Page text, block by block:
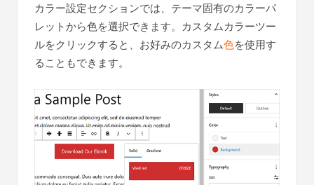
カラー設定セクションでは、テーマ固有のカラーパ
レットから色を選択できます。カスタムカラーツー
ルをクリックすると、お好みのカスタム色を使用す
ることもできます。